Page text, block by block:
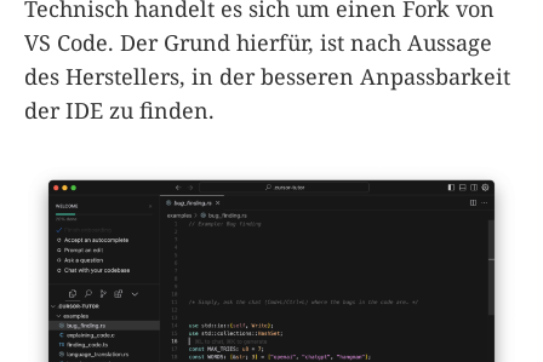
Technisch handelt es sich um einen Fork von
VS Code. Der Grund hierfür, ist nach Aussage
des Herstellers, in der besseren Anpassbarkeit
der IDE zu finden.